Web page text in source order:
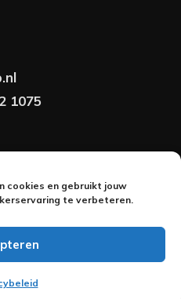
cookies en gebruikt jouw
te verbeteren.
1075
) English